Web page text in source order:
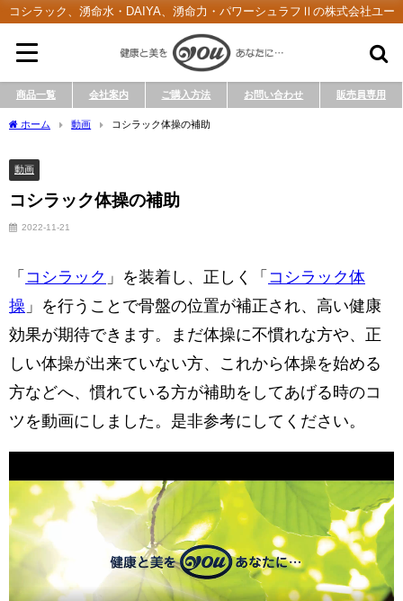
コシラック、湧命水・DAIYA、湧命力・パワーシュラフⅡの株式会社ユー
商品一覧 会社案内 ご購入方法 お問い合わせ 販売員専用
ホーム 動画 コシラック体操の補助
動画
コシラック体操の補助
2022-11-21
「 コシラック 」を装着し、正しく「 コシラック体
操 」を行うことで骨盤の位置が補正され、高い健康
効果が期待できます。まだ体操に不慣れな方や、正
しい体操が出来ていない方、これから体操を始める
方などへ、慣れている方が補助をしてあげる時のコ
ツを動画にしました。是非参考にしてください。